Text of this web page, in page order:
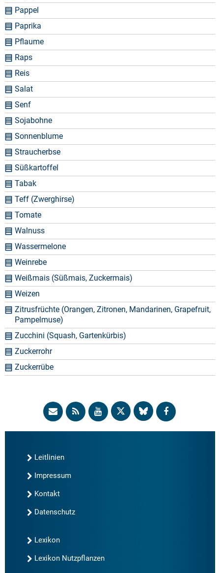
Pappel
Paprika
Pflaume
Raps
Reis
Salat
Senf
Sojabohne
Sonnenblume
Straucherbse
Süßkartoffel
Tabak
Teff (Zwerghirse)
Tomate
Walnuss
Wassermelone
Weinrebe
Weißmais (Süßmais, Zuckermais)
Weizen
Zitrusfrüchte (Orangen, Zitronen, Mandarinen, Grapefruit,
Pampelmuse)
Zucchini (Squash, Gartenkürbis)
Zuckerrohr
Zuckerrübe
Leitlinien
Impressum
Kontakt
Datenschutz
Lexikon
Lexikon Nutzpflanzen